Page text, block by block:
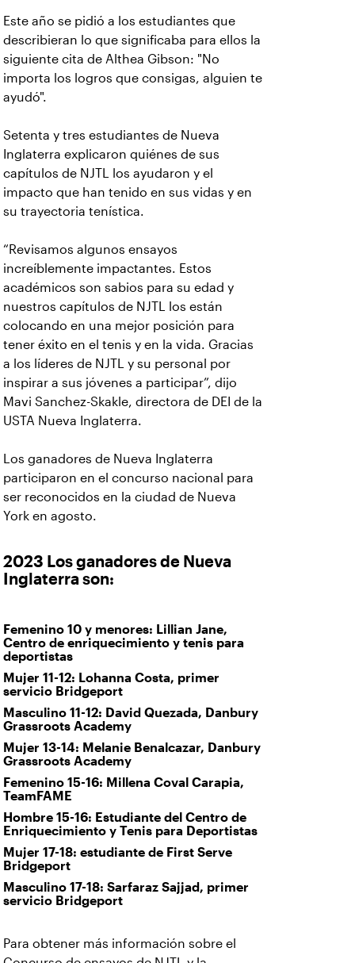
Este año se pidió a los estudiantes que
describieran lo que significaba para ellos la
siguiente cita de Althea Gibson: "No
importa los logros que consigas, alguien te
ayudó".
Setenta y tres estudiantes de Nueva
Inglaterra explicaron quiénes de sus
capítulos de NJTL los ayudaron y el
impacto que han tenido en sus vidas y en
su trayectoria tenística.
“Revisamos algunos ensayos
increíblemente impactantes. Estos
académicos son sabios para su edad y
nuestros capítulos de NJTL los están
colocando en una mejor posición para
tener éxito en el tenis y en la vida. Gracias
a los líderes de NJTL y su personal por
inspirar a sus jóvenes a participar”, dijo
Mavi Sanchez-Skakle, directora de DEI de la
USTA Nueva Inglaterra.
Los ganadores de Nueva Inglaterra
participaron en el concurso nacional para
ser reconocidos en la ciudad de Nueva
York en agosto.
2023 Los ganadores de Nueva
Inglaterra son:
Femenino 10 y menores: Lillian Jane,
Centro de enriquecimiento y tenis para
deportistas
Mujer 11-12: Lohanna Costa, primer
servicio Bridgeport
Masculino 11-12: David Quezada, Danbury
Grassroots Academy
Mujer 13-14: Melanie Benalcazar, Danbury
Grassroots Academy
Femenino 15-16: Millena Coval Carapia,
TeamFAME
Hombre 15-16: Estudiante del Centro de
Enriquecimiento y Tenis para Deportistas
Mujer 17-18: estudiante de First Serve
Bridgeport
Masculino 17-18: Sarfaraz Sajjad, primer
servicio Bridgeport
Para obtener más información sobre el